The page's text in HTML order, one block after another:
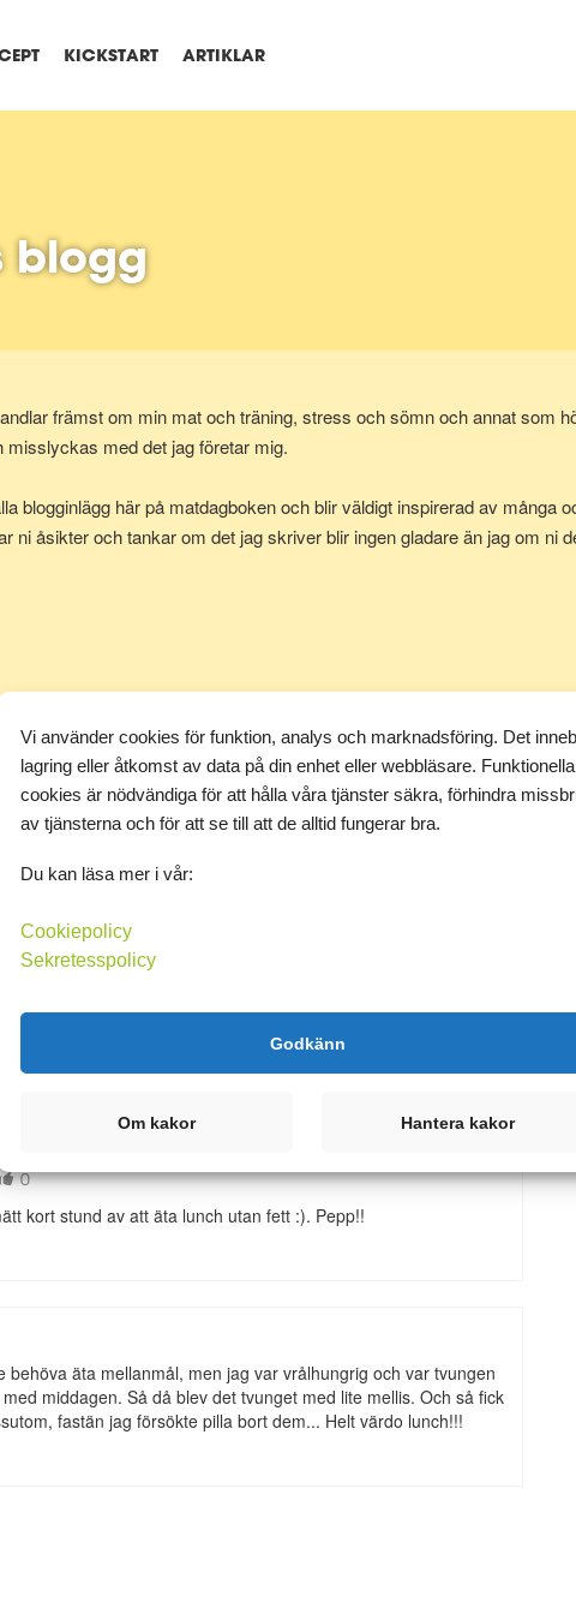
KICKSTART ARTIKLAR
blogg
främst om min mat och träning, stress och sömn och annat som
misslyckas med det jag företar mig.
blogginlägg här på matdagboken och blir väldigt inspirerad av många
ni åsikter och tankar om det jag skriver blir ingen gladare än jag om ni
är en blogg med tankar om mitt liv, min mat, min träning,
med om ni har tid!
ändå få någonslags överblick. Här kommer den: Frukost - En
Kaffe med mjölk. Förmiddagskaffe med mjölk. Lunch -
sås och jag var bara mätt en kort stund. Loka citron till.
två gladakossan ostar. Middag - kycklingvingar, sparris, smör och
Joråsatte. Intressant inlägg va?!
0
kort stund av att äta lunch utan fett :). Pepp!!
behöva äta mellanmål, men jag var vrålhungrig och var tvungen
middagen. Så då blev det tvunget med lite mellis. Och så fick
fastän jag försökte pilla bort dem... Helt värdo lunch!!!
Vi använder cookies för funktion, analys och marknadsföring. Det
lagring eller åtkomst av data på din enhet eller webbläsare. Funktionella
cookies är nödvändiga för att hålla våra tjänster säkra, förhindra
av tjänsterna och för att se till att de alltid fungerar bra.
Du kan läsa mer i vår:
Cookiepolicy
Sekretesspolicy
Godkänn
Om kakor Hantera kakor